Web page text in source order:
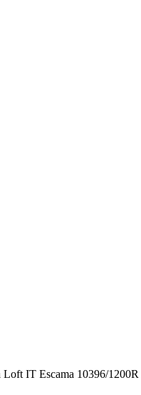
IT Escama 10396/1200R